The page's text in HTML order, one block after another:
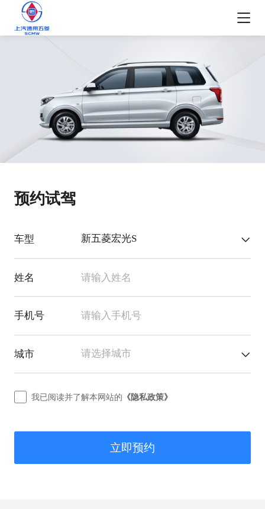
预约试驾
车型 新五菱宏光S
姓名
手机号
城市 请选择城市
我已阅读并了解本网站的 《隐私政策》
立即预约